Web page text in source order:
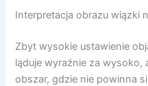
Interpretacja obrazu wiązki
Zbyt wysokie ustawienie
ląduje wyraźnie za wysoko,
obszar, gdzie nie powinna